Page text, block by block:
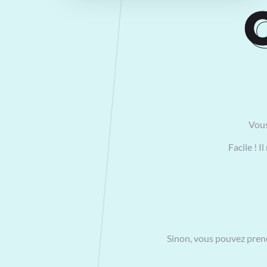
Facile !
Sinon, vous pouvez